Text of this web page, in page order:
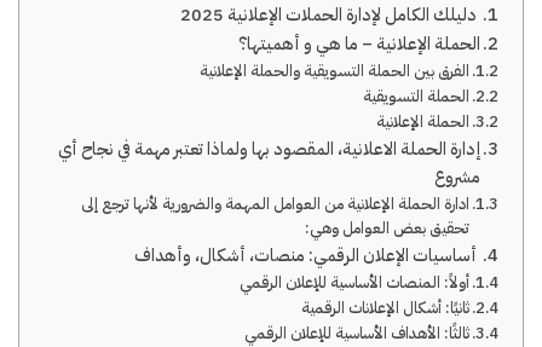
دليلك الكامل لإدارة الحملات الإعلانية 2025
الحملة الإعلانية – ما هي و أهميتها؟
الفرق بين الحملة التسويقية والحملة الإعلانية
الحملة التسويقية
الحملة الإعلانية
إدارة الحملة الاعلانية، المقصود بها ولماذا تعتبر مهمة في نجاح أي
مشروع
ادارة الحملة الإعلانية من العوامل المهمة والضرورية لأنها ترجع إلى
تحقيق بعض العوامل وهي:
أساسيات الإعلان الرقمي: منصات، أشكال، وأهداف
أولاً: المنصات الأساسية للإعلان الرقمي
ثانيًا: أشكال الإعلانات الرقمية
ثالثًا: الأهداف الأساسية للإعلان الرقمي